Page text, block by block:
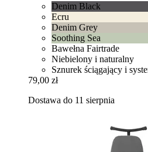
Denim Black
Ecru
Denim Grey
Soothing Sea
Bawełna Fairtrade
Niebielony i naturalny
Sznurek ściągający i
79,00 zł
Dostawa do 11 sierpnia